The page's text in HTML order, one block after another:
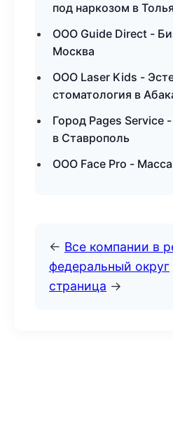
под наркозом в
ООО Guide Direct -
Москва
ООО Laser Kids -
стоматология в
Город Pages
в Ставрополь
ООО Face Pro -
← Все компании в
федеральный округ
страница →